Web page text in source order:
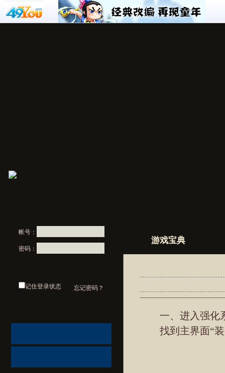
帐号：
密码：
记住登录状态 忘记密码？
游戏宝典
一、进入强化
找到主界面“装